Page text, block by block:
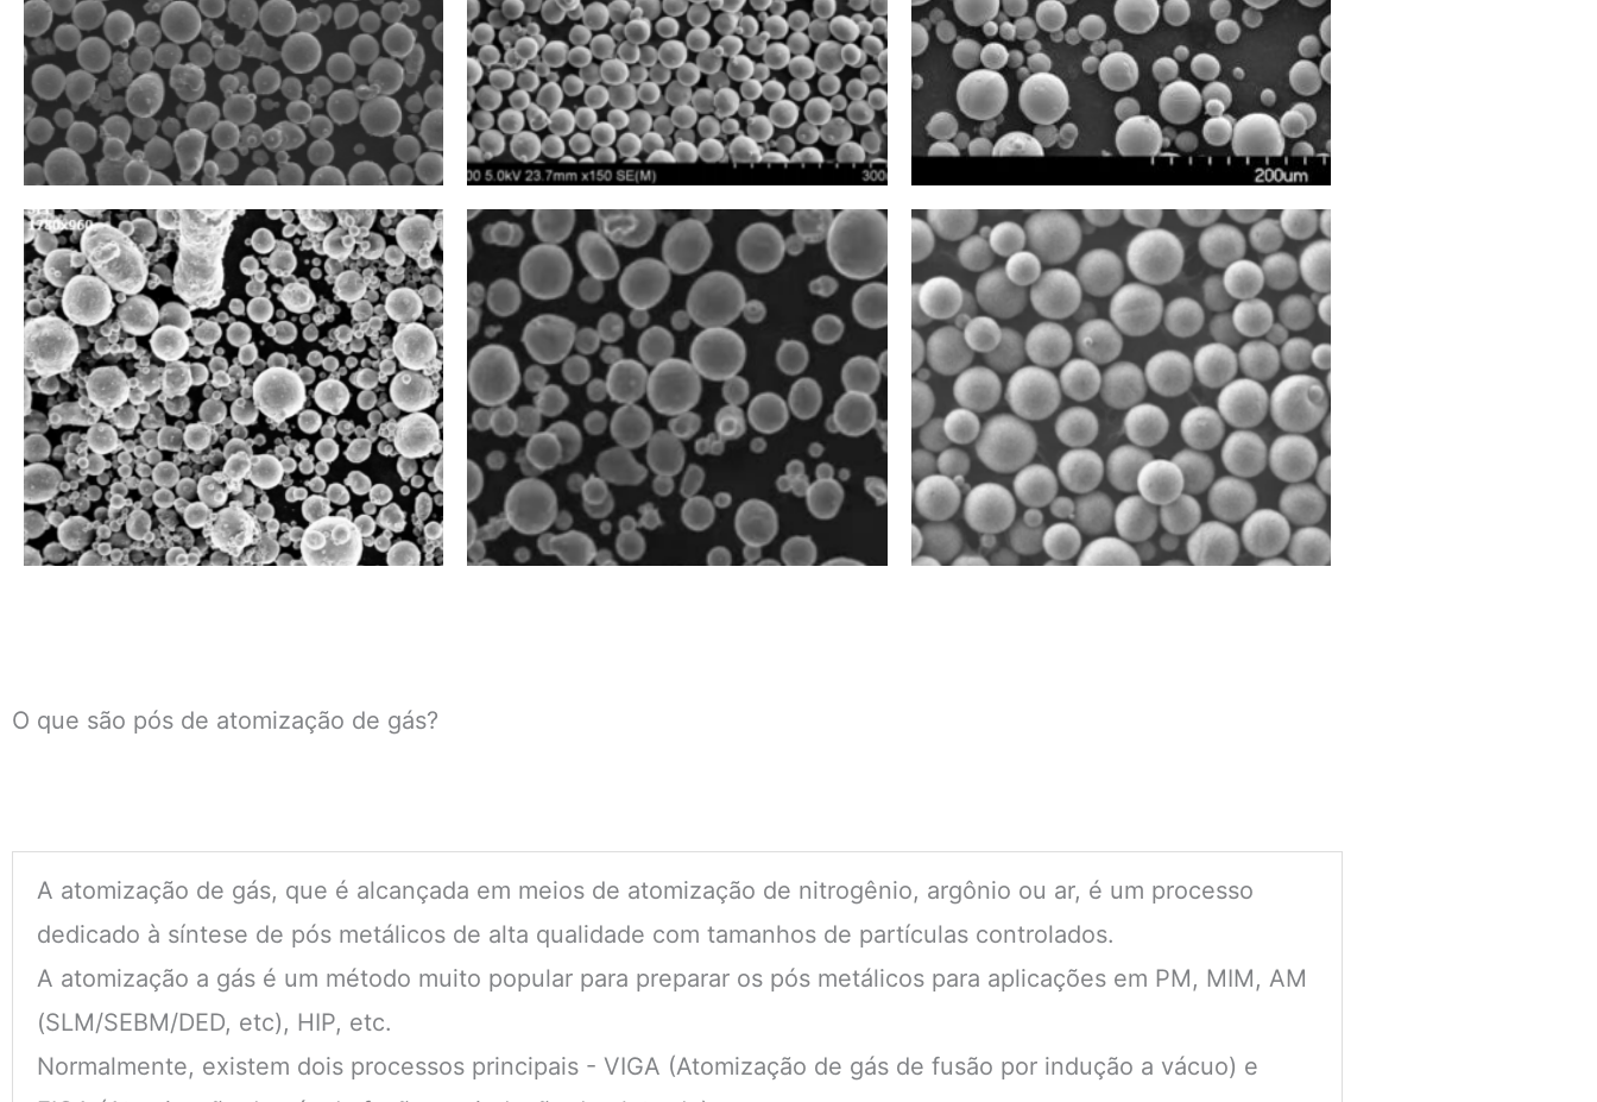
O que são pós de atomização de gás?
A atomização de gás, que é alcançada em meios de atomização de nitrogênio, argônio ou ar, é um processo
dedicado à síntese de pós metálicos de alta qualidade com tamanhos de partículas controlados.
A atomização a gás é um método muito popular para preparar os pós metálicos para aplicações em PM, MIM, AM
(SLM/SEBM/DED, etc), HIP, etc.
Normalmente, existem dois processos principais - VIGA (Atomização de gás de fusão por indução a vácuo) e